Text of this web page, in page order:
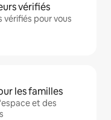
vérifiés
vérifiés pour vous
les familles
et des